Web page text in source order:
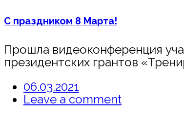
С праздником 8 Марта!
Прошла видеоконференция
президентских грантов
06.03.2021
Leave a comment